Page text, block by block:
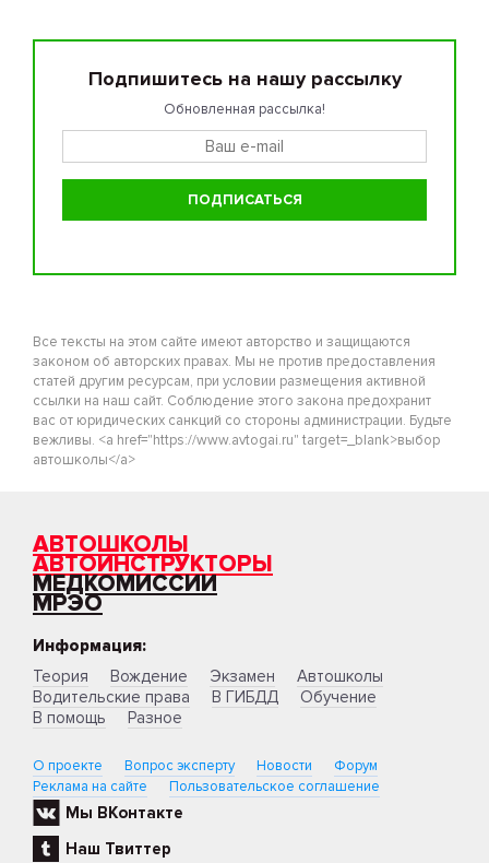
Подпишитесь на нашу рассылку
Обновленная рассылка!
Все тексты на этом сайте имеют авторство и защищаются
законом об авторских правах. Мы не против предоставления
статей другим ресурсам, при условии размещения активной
ссылки на наш сайт. Соблюдение этого закона предохранит
вас от юридических санкций со стороны администрации. Будьте
вежливы. <a href="https://www.avtogai.ru" target=_blank>выбор
автошколы</a>
АВТОШКОЛЫ
АВТОИНСТРУКТОРЫ
МЕДКОМИССИИ
МРЭО
Информация:
Теория
Вождение Экзамен
Автошколы
Водительские права
В ГИБДД
Обучение
В помощь
Разное
О проекте Вопрос эксперту Новости
Форум
Реклама на сайте
Пользовательское соглашение
Мы ВКонтакте
Наш Твиттер